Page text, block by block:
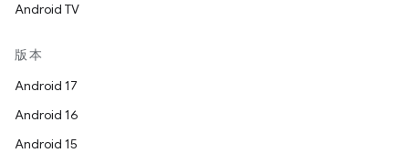
Android TV
版本
Android 17
Android 16
Android 15